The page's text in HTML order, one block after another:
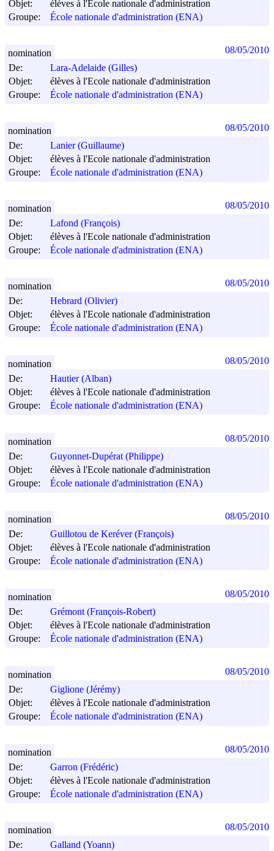
Objet:
élèves à l'Ecole nationale d'administration
Groupe:
École nationale d'administration (ENA)
De:
Lara-Adelaide (Gilles)
Objet:
élèves à l'Ecole nationale d'administration
Groupe:
École nationale d'administration (ENA)
nomination 08/05/2010
De:
Lanier (Guillaume)
Objet:
élèves à l'Ecole nationale d'administration
Groupe:
École nationale d'administration (ENA)
nomination 08/05/2010
De:
Lafond (François)
Objet:
élèves à l'Ecole nationale d'administration
Groupe:
École nationale d'administration (ENA)
nomination 08/05/2010
De:
Hebrard (Olivier)
Objet:
élèves à l'Ecole nationale d'administration
Groupe:
École nationale d'administration (ENA)
nomination 08/05/2010
De:
Hautier (Alban)
Objet:
élèves à l'Ecole nationale d'administration
Groupe:
École nationale d'administration (ENA)
nomination 08/05/2010
De:
Guyonnet-Dupérat (Philippe)
Objet:
élèves à l'Ecole nationale d'administration
Groupe:
École nationale d'administration (ENA)
nomination 08/05/2010
De:
Guillotou de Keréver (François)
Objet:
élèves à l'Ecole nationale d'administration
Groupe:
École nationale d'administration (ENA)
nomination 08/05/2010
De:
Grémont (François-Robert)
Objet:
élèves à l'Ecole nationale d'administration
Groupe:
École nationale d'administration (ENA)
nomination 08/05/2010
De:
Giglione (Jérémy)
Objet:
élèves à l'Ecole nationale d'administration
Groupe:
École nationale d'administration (ENA)
nomination 08/05/2010
De:
Garron (Frédéric)
Objet:
élèves à l'Ecole nationale d'administration
Groupe:
École nationale d'administration (ENA)
nomination 08/05/2010
De:
Galland (Yoann)
nomination 08/05/2010